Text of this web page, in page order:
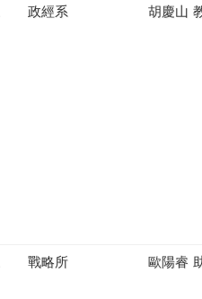
政經系 胡慶山
戰略所 歐陽睿